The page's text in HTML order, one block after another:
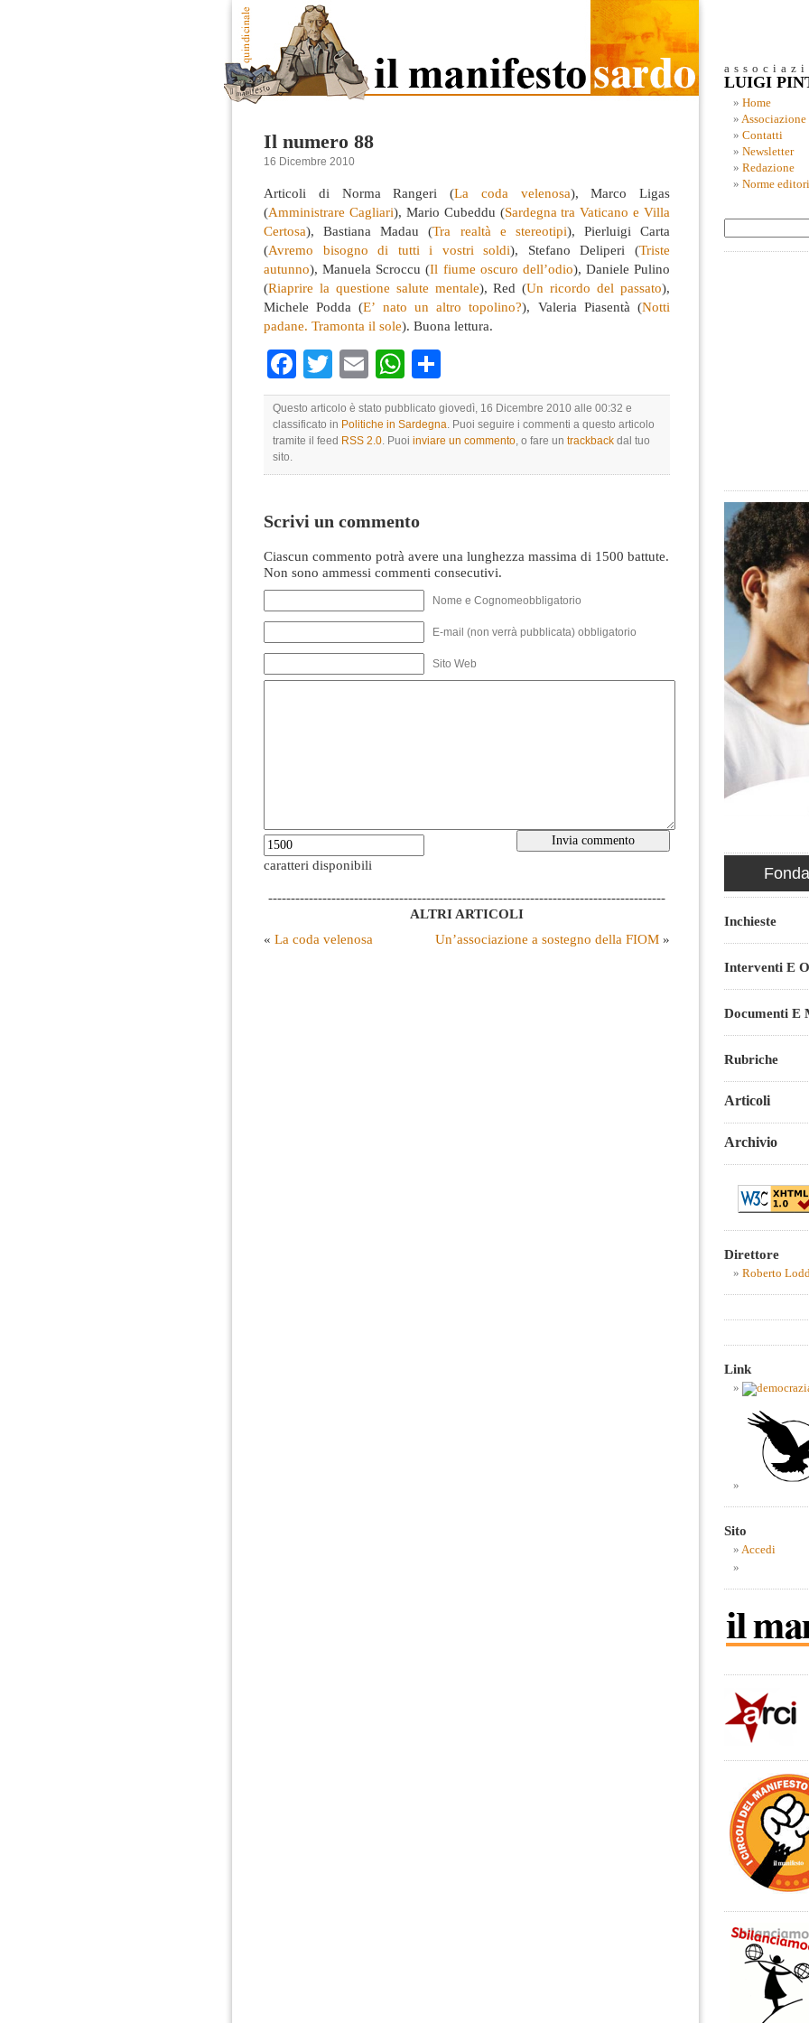
Il numero 88
16 Dicembre 2010
Articoli di Norma Rangeri (La coda velenosa), Marco Ligas
(Amministrare Cagliari), Mario Cubeddu (Sardegna tra Vaticano e Villa
Certosa), Bastiana Madau (Tra realtà e stereotipi), Pierluigi Carta
(Avremo bisogno di tutti i vostri soldi), Stefano Deliperi (Triste
autunno), Manuela Scroccu (Il fiume oscuro dell’odio), Daniele Pulino
(Riaprire la questione salute mentale), Red (Un ricordo del passato),
Michele Podda (E’ nato un altro topolino?), Valeria Piasentà (Notti
padane. Tramonta il sole). Buona lettura.
Facebook
TwitterEmailWhatsApp
Questo articolo è stato pubblicato giovedì, 16 Dicembre 2010 alle 00:32 e
classificato in Politiche in Sardegna. Puoi seguire i commenti a questo articolo
tramite il feed RSS 2.0. Puoi inviare un commento, o fare un trackback dal tuo
sito.
Scrivi un commento
Ciascun commento potrà avere una lunghezza massima di 1500 battute.
Non sono ammessi commenti consecutivi.
Nome e Cognomeobbligatorio
E-mail (non verrà pubblicata) obbligatorio
Sito Web
caratteri disponibili
----------------------------------------------------------------------------------------
ALTRI ARTICOLI
« La coda velenosa Un’associazione a sostegno della FIOM »
LUIGI
Home
Associazione
Contatti
Newsletter
Redazione
Norme
Inchieste
Interventi E
Documenti E
Rubriche
Articoli
Archivio
Direttore
Roberto
Link
Sito
Accedi